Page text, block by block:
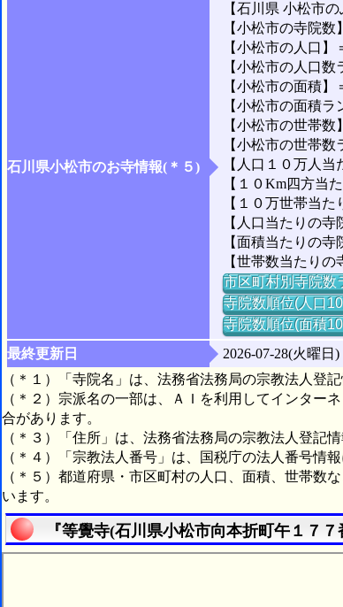
石川県小松市のお寺情報(＊５)
【石川県 小松市
【小松市の寺院数
【小松市の人口】
【小松市の人口
【小松市の面積】
【小松市の面積
【小松市の世帯数
【小松市の世帯
【人口１０万人
【１０Km四方当
【１０万世帯当
【人口当たりの
【面積当たりの
【世帯数当たり
市区町村別寺院数
寺院数順位(人口
寺院数順位(面積
最終更新日
2026-07-28(火曜日)
（＊１）「寺院名」は、法務省法務局の宗教法人登
（＊２）宗派名の一部は、ＡＩを利用してインター
合があります。
（＊３）「住所」は、法務省法務局の宗教法人登記
（＊４）「宗教法人番号」は、国税庁の法人番号情
（＊５）都道府県・市区町村の人口、面積、世帯数
います。
『等覺寺(石川県小松市向本折町午１７